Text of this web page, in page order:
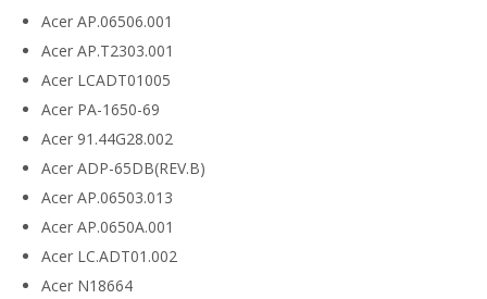
Acer AP.06506.001
Acer AP.T2303.001
Acer LCADT01005
Acer PA-1650-69
Acer 91.44G28.002
Acer ADP-65DB(REV.B)
Acer AP.06503.013
Acer AP.0650A.001
Acer LC.ADT01.002
Acer N18664